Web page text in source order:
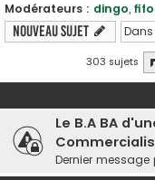
Modérateurs : dingo,
Nouveau sujet
303 sujets
Le B.A BA
Dernier message